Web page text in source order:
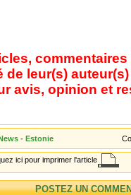
de leur(s)
avis, opinion et
- Estonie
ici pour imprimer l'article
POSTEZ UN